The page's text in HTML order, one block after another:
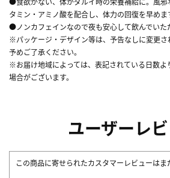
タミン・アミノ酸を配合し、体力の回復を早めま
●ノンカフェインなので夜も安心して飲んでいた
※パッケージ・デザイン等は、予告なしに変更さ
予めご了承ください。
※お届け地域によっては、表記されている日数よ
場合がございます。
ユーザーレ
この商品に寄せられたカスタマーレビューはま